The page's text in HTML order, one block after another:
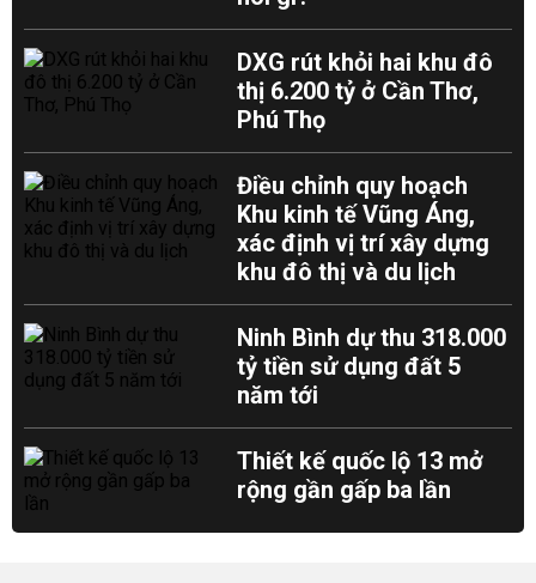
DXG rút khỏi hai khu đô
thị 6.200 tỷ ở Cần Thơ,
Phú Thọ
Điều chỉnh quy hoạch
Khu kinh tế Vũng Áng,
xác định vị trí xây dựng
khu đô thị và du lịch
Ninh Bình dự thu 318.000
tỷ tiền sử dụng đất 5
năm tới
Thiết kế quốc lộ 13 mở
rộng gần gấp ba lần